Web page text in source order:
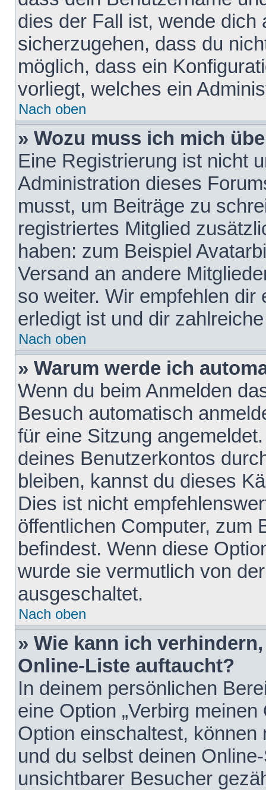
dies der Fall ist, wende dich
sicherzugehen, dass du
möglich, dass ein
vorliegt, welches ein
Nach oben
» Wozu muss ich mich
Eine Registrierung ist nicht
Administration dieses
musst, um Beiträge zu
registriertes Mitglied
haben: zum Beispiel
Versand an andere
so weiter. Wir empfehlen
erledigt ist und dir
Nach oben
» Warum werde ich
Wenn du beim Anmelden
Besuch automatisch
für eine Sitzung
deines Benutzerkontos
bleiben, kannst du dieses
Dies ist nicht
öffentlichen Computer, zum
befindest. Wenn diese
wurde sie vermutlich von
ausgeschaltet.
Nach oben
» Wie kann ich
Online-Liste auftaucht?
In deinem persönlichen
eine Option „Verbirg
Option einschaltest,
und du selbst deinen
unsichtbarer Besucher